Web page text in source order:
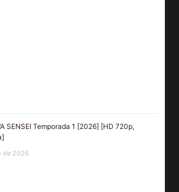
SENSEI Temporada 1 [2026] [HD 720p,
de 2026